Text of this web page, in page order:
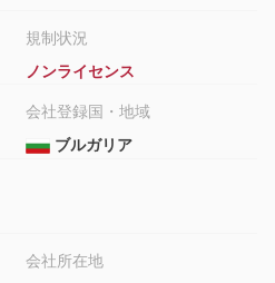
ではなく、 Web、デスクト
組み込み トレーディングプラッ
ります。
規制状況
ノンライセンス
会社登録国・地域
ブルガリア
会社所在地